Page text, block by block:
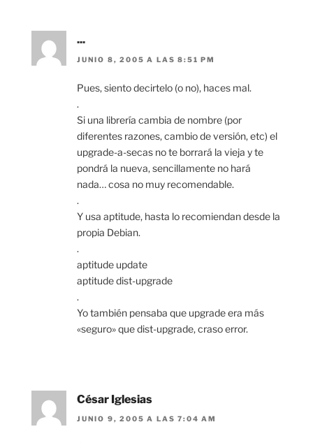
...
JUNIO 8, 2005 A LAS 8:51 PM
Pues, siento decirtelo (o no), haces mal.
.
Si una librería cambia de nombre (por
diferentes razones, cambio de versión, etc) el
upgrade-a-secas no te borrará la vieja y te
pondrá la nueva, sencillamente no hará
nada… cosa no muy recomendable.
.
Y usa aptitude, hasta lo recomiendan desde la
propia Debian.
.
aptitude update
aptitude dist-upgrade
.
Yo también pensaba que upgrade era más
«seguro» que dist-upgrade, craso error.
César Iglesias
JUNIO 9, 2005 A LAS 7:04 AM